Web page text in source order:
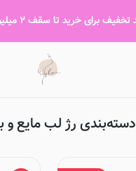
دسته‌بندی رژ لب مایع